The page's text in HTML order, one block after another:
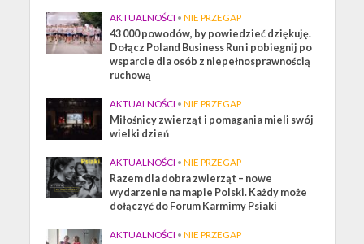
AKTUALNOŚCI • NIE PRZEGAP
43 000 powodów, by powiedzieć dziękuję.
Dołącz Poland Business Run i pobiegnij po
wsparcie dla osób z niepełnosprawnością
ruchową
AKTUALNOŚCI • NIE PRZEGAP
Miłośnicy zwierząt i pomagania mieli swój
wielki dzień
AKTUALNOŚCI • NIE PRZEGAP
Razem dla dobra zwierząt – nowe
wydarzenie na mapie Polski. Każdy może
dołączyć do Forum Karmimy Psiaki
AKTUALNOŚCI • NIE PRZEGAP